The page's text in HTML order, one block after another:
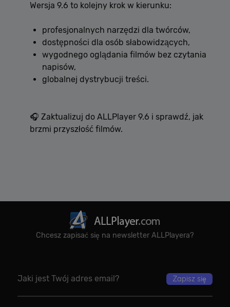
Wersja 9.6 to kolejny krok w kierunku:
profesjonalnych narzędzi dla twórców,
dostępności dla osób słabowidzących,
wygodnego oglądania filmów bez czytania
napisów,
globalnej dystrybucji treści.
🎧 Zaktualizuj do ALLPlayer 9.6 i sprawdź, jak
brzmi przyszłość filmów.
Chcesz zapisać się na newsletter ALLPlayera?